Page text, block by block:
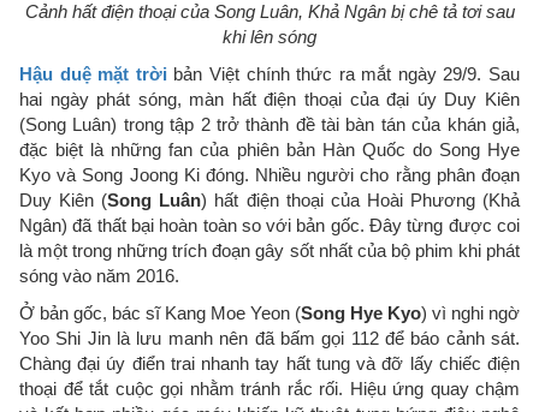
Cảnh hất điện thoại của Song Luân, Khả Ngân bị chê tả tơi sau
khi lên sóng
Hậu duệ mặt trời bản Việt chính thức ra mắt ngày 29/9. Sau
hai ngày phát sóng, màn hất điện thoại của đại úy Duy Kiên
(Song Luân) trong tập 2 trở thành đề tài bàn tán của khán giả,
đặc biệt là những fan của phiên bản Hàn Quốc do Song Hye
Kyo và Song Joong Ki đóng. Nhiều người cho rằng phân đoạn
Duy Kiên (Song Luân) hất điện thoại của Hoài Phương (Khả
Ngân) đã thất bại hoàn toàn so với bản gốc. Đây từng được coi
là một trong những trích đoạn gây sốt nhất của bộ phim khi phát
sóng vào năm 2016.
Ở bản gốc, bác sĩ Kang Moe Yeon (Song Hye Kyo) vì nghi ngờ
Yoo Shi Jin là lưu manh nên đã bấm gọi 112 để báo cảnh sát.
Chàng đại úy điển trai nhanh tay hất tung và đỡ lấy chiếc điện
thoại để tắt cuộc gọi nhằm tránh rắc rối. Hiệu ứng quay chậm